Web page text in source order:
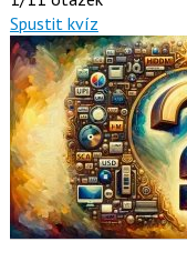
Spustit kvíz